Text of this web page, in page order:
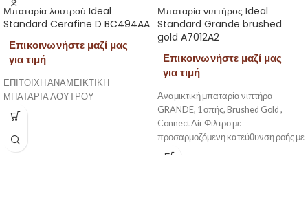
Μπαταρία λουτρού Ideal
Standard Cerafine D BC494AA
Επικοινωνήστε μαζί μας
για τιμή
ΕΠΙΤΟΙΧΗ ΑΝΑΜΕΙΚΤΙΚΗ
ΜΠΑΤΑΡΙΑ ΛΟΥΤΡΟΥ
Μπαταρία νιπτήρος Ideal
Standard Grande brushed
gold A7012A2
Επικοινωνήστε μαζί μας
για τιμή
Αναμικτική μπαταρία νιπτήρα
GRANDE, 1 οπής, Brushed Gold ,
Connect Air Φίλτρο με
προσαρμοζόμενη κατεύθυνση ροής με
μέγιστη ροή νερού 5lt/λεπτό, Με